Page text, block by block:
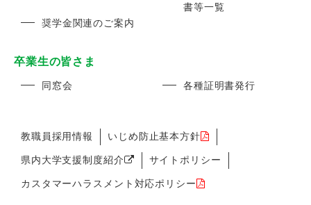
書等一覧
奨学金関連のご案内
卒業生の皆さま
同窓会 各種証明書発行
教職員採用情報 いじめ防止基本方針
県内大学支援制度紹介 サイトポリシー
カスタマーハラスメント対応ポリシー